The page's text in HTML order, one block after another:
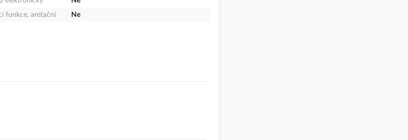
funkce, aretační
Ne